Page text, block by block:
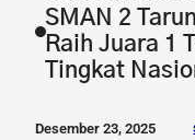
SMAN 2
Raih Juara 1
Tingkat
Desember 23, 2025